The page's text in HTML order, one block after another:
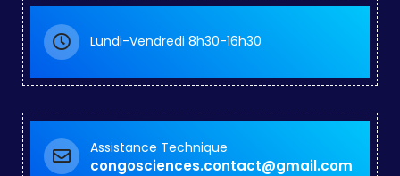
Lundi-Vendredi 8h30-16h30
Assistance Technique
congosciences.contact@gmail.com